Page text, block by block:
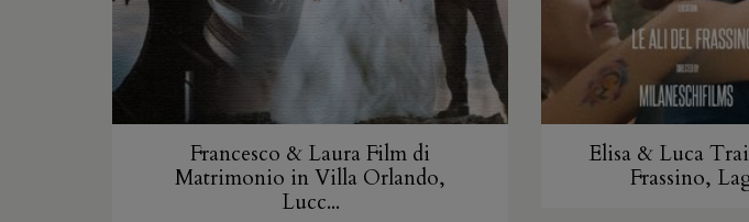
Francesco & Laura Film di
Matrimonio in Villa Orlando,
Lucc...
Elisa & Luca
Frassino,